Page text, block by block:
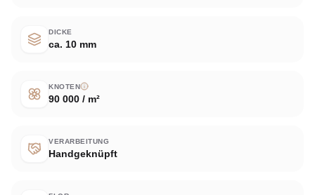
DICKE
ca. 10 mm
KNOTEN
90 000 / m²
VERARBEITUNG
Handgeknüpft